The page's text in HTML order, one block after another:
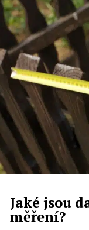
Jaké jsou
měření?